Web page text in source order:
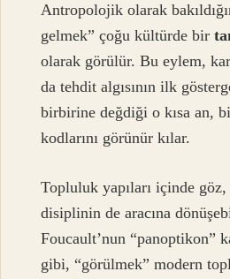
Antropolojik olarak
gelmek” çoğu kültürde bir
olarak görülür. Bu eylem,
da tehdit algısının ilk
birbirine değdiği o kısa an,
kodlarını görünür kılar.
Topluluk yapıları içinde
disiplinin de aracına
Foucault’nun “panoptikon”
gibi, “görülmek” modern